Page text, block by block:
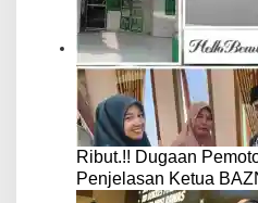
Ribut.!! Dugaan
Penjelasan Ketua